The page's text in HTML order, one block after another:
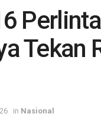
Tekan
in Nasional